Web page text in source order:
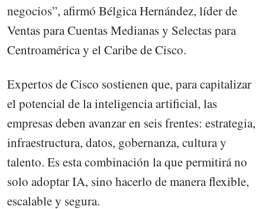
negocios”, afirmó Bélgica Hernández, líder de
Ventas para Cuentas Medianas y Selectas para
Centroamérica y el Caribe de Cisco.
Expertos de Cisco sostienen que, para capitalizar
el potencial de la inteligencia artificial, las
empresas deben avanzar en seis frentes: estrategia,
infraestructura, datos, gobernanza, cultura y
talento. Es esta combinación la que permitirá no
solo adoptar IA, sino hacerlo de manera flexible,
escalable y segura.